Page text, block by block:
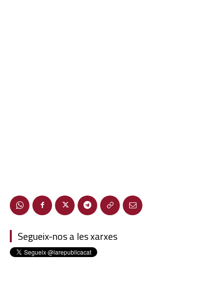
Segueix-nos a les xarxes